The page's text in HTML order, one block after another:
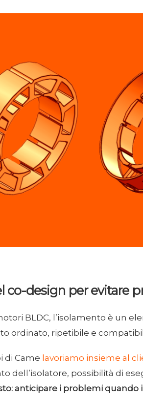
co-design per evitare
BLDC, l’isolamento è un
ordinato, ripetibile e
di Came lavoriamo insieme al
dell’isolatore, possibilità di
anticipare i problemi quando